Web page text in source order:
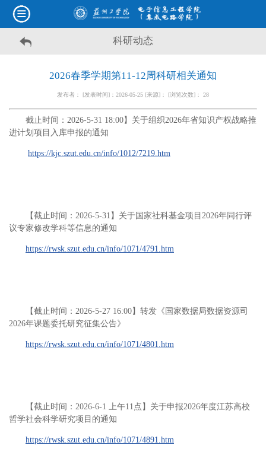
科研动态
2026春季学期第11-12周科研相关通知
发布者： [发表时间]：2026-05-25 [来源]： [浏览次数]： 28
截止时间：2026-5-31 18:00】关于组织2026年省知识产权战略推
进计划项目入库申报的通知
https://kjc.szut.edu.cn/info/1012/7219.htm
【截止时间：2026-5-31】关于国家社科基金项目2026年同行评
议专家修改学科等信息的通知
https://rwsk.szut.edu.cn/info/1071/4791.htm
【截止时间：2026-5-27 16:00】转发《国家数据局数据资源司
2026年课题委托研究征集公告》
https://rwsk.szut.edu.cn/info/1071/4801.htm
【截止时间：2026-6-1 上午11点】关于申报2026年度江苏高校
哲学社会科学研究项目的通知
https://rwsk.szut.edu.cn/info/1071/4891.htm